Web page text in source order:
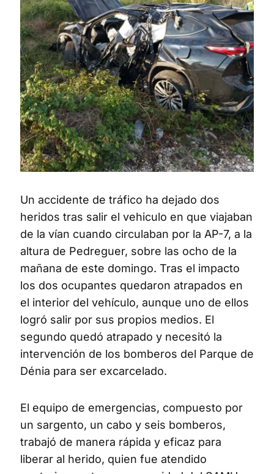
Un accidente de tráfico ha dejado dos
heridos tras salir el vehiculo en que viajaban
de la vían cuando circulaban por la AP-7, a la
altura de Pedreguer, sobre las ocho de la
mañana de este domingo. Tras el impacto
los dos ocupantes quedaron atrapados en
el interior del vehículo, aunque uno de ellos
logró salir por sus propios medios. El
segundo quedó atrapado y necesitó la
intervención de los bomberos del Parque de
Dénia para ser excarcelado.
El equipo de emergencias, compuesto por
un sargento, un cabo y seis bomberos,
trabajó de manera rápida y eficaz para
liberar al herido, quien fue atendido